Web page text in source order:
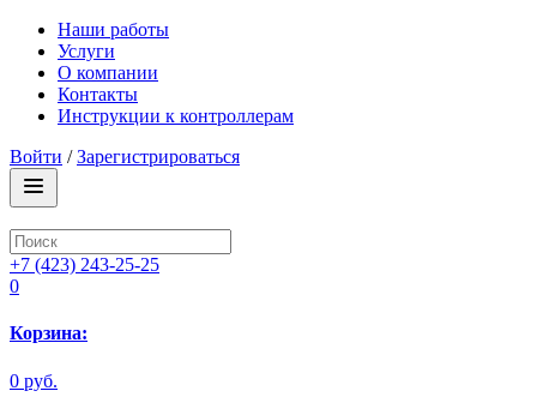
Наши работы
Услуги
О компании
Контакты
Инструкции к контроллерам
Войти /Зарегистрироваться
+7 (423) 243-25-25
0
Корзина:
0 руб.